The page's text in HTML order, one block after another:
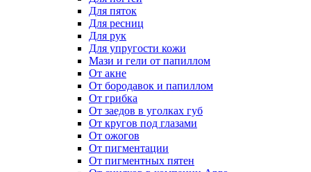
Для пяток
Для ресниц
Для рук
Для упругости кожи
Мази и гели от папиллом
От акне
От бородавок и папиллом
От грибка
От заедов в уголках губ
От кругов под глазами
От ожогов
От пигментации
От пигментных пятен